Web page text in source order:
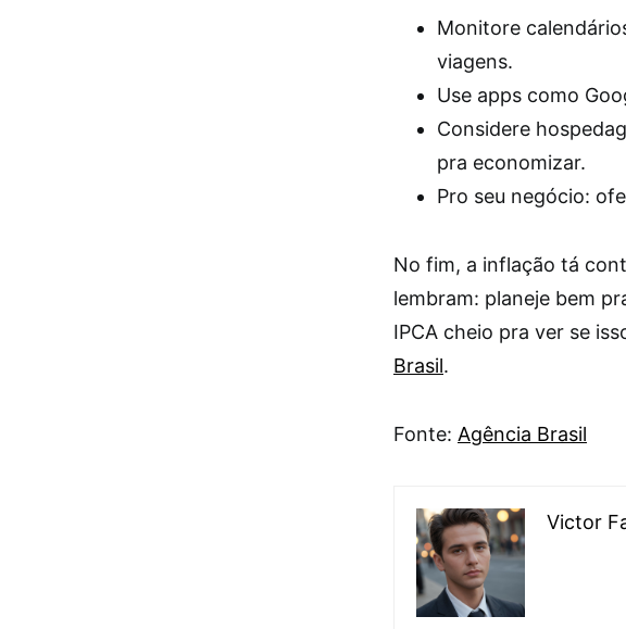
Monitore
viagens.
Use apps como
Considere
pra economizar.
Pro seu negócio:
No fim, a inflação tá
lembram: planeje bem
IPCA cheio pra ver se
Brasil.
Fonte: Agência Brasil
Victor